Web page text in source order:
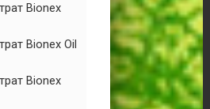
Bionex
Bionex Oil
Bionex